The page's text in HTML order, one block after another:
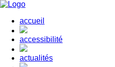
accueil
accessibilité
actualités